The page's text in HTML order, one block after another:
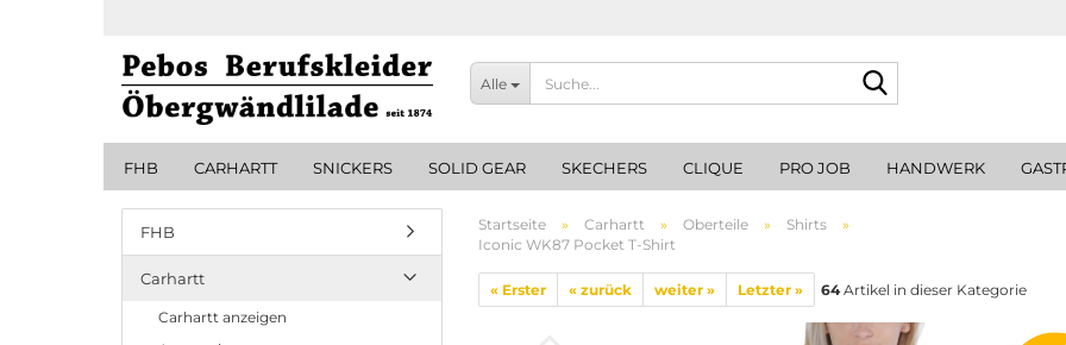
Alle
FHB CARHARTT SNICKERS SOLID GEAR SKECHERS CLIQUE PRO JOB HANDWERK
Startseite » Carhartt » Oberteile » Shirts
»
Iconic WK87 Pocket T-Shirt
« Erster « zurück weiter » Letzter » 64Artikel in dieser Kategorie
FHB
Carhartt
Carhartt anzeigen